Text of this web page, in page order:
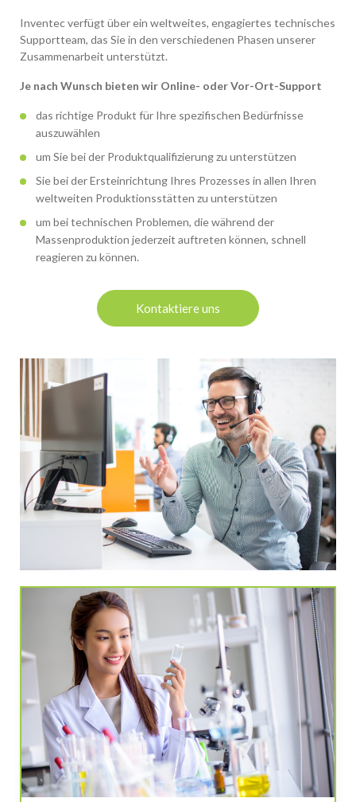
Inventec verfügt über ein weltweites, engagiertes technisches
Supportteam, das Sie in den verschiedenen Phasen unserer
Zusammenarbeit unterstützt.
Je nach Wunsch bieten wir Online- oder Vor-Ort-Support
das richtige Produkt für Ihre spezifischen Bedürfnisse
auszuwählen
um Sie bei der Produktqualifizierung zu unterstützen
Sie bei der Ersteinrichtung Ihres Prozesses in allen Ihren
weltweiten Produktionsstätten zu unterstützen
um bei technischen Problemen, die während der
Massenproduktion jederzeit auftreten können, schnell
reagieren zu können.
Kontaktiere uns